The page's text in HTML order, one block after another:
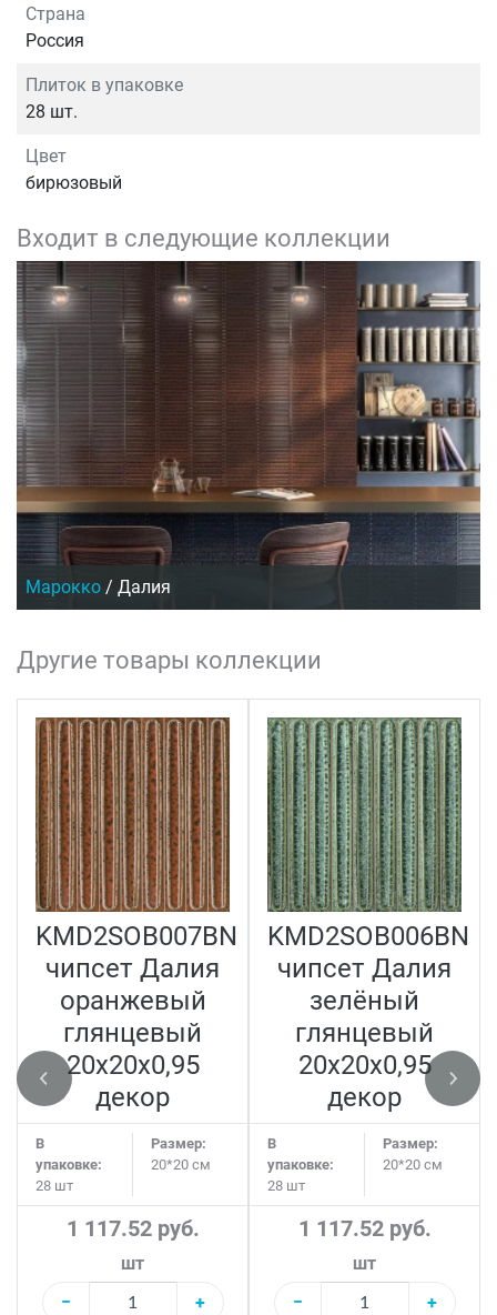
Страна
Россия
Плиток в упаковке
28 шт.
Цвет
бирюзовый
Входит в следующие коллекции
Марокко / Далия
Другие товары коллекции
KMD2SOB007BN
чипсет Далия
оранжевый
глянцевый
20x20x0,95
декор
В
упаковке:
28 шт
Размер:
20*20 см
1 117.52 руб.
шт
−
+
KMD2SOB006BN
чипсет Далия
зелёный
глянцевый
20x20x0,95
декор
В
упаковке:
28 шт
Размер:
20*20 см
1 117.52 руб.
шт
−
+